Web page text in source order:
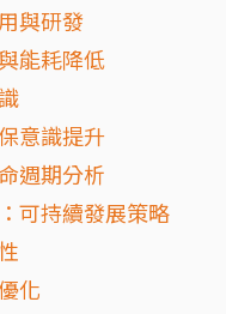
與研發
能耗降低
意識提升
週期分析
可持續發展策略
化